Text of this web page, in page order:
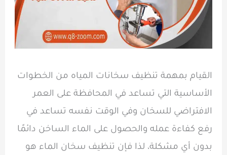
القيام بمهمة تنظيف سخانات المياه من الخطوات
الأساسية التي تساعد في المحافظة على العمر
الافتراضي للسخان وفي الوقت نفسه تساعد في
رفع كفاءة عمله والحصول على الماء الساخن دائمًا
بدون أي مشكلة، لذا فإن تنظيف سخان الماء هو